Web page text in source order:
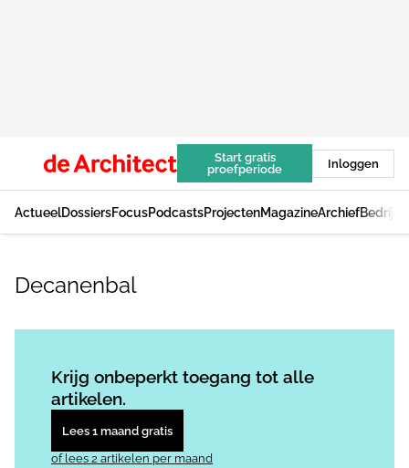
Start gratis
proefperiode
Inloggen
ActueelDossiersFocusPodcastsProjectenMagazineArchief
Decanenbal
Krijg onbeperkt toegang tot alle
artikelen.
Lees 1 maand gratis
of lees 2 artikelen per maand